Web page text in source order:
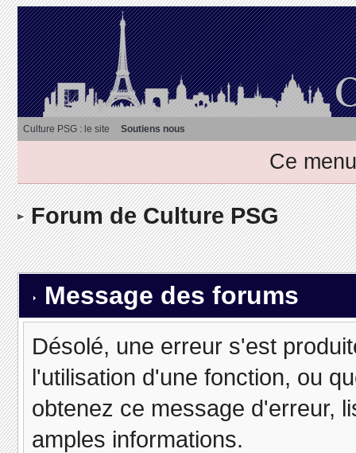
Culture PSG : le site Soutiens nous
Ce
Forum de Culture PSG
Message des forums
Désolé, une erreur s'est
l'utilisation d'une fonction, ou
obtenez ce message d'erreur,
amples informations.